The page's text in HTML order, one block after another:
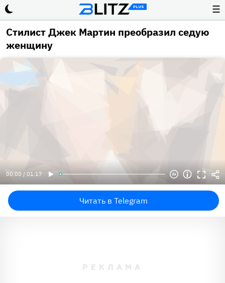
☰
Стилист Джек Мартин преобразил седую
женщину
00:00 / 01:17
Читать в Telegram